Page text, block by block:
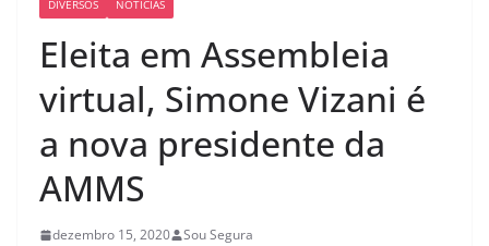
DIVERSOS NOTÍCIAS
Eleita em Assembleia
virtual, Simone Vizani é
a nova presidente da
AMMS
dezembro 15, 2020 Sou Segura